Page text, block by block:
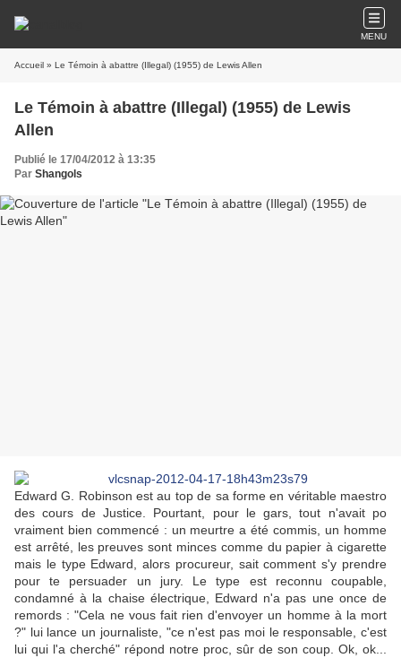
MENU
Accueil » Le Témoin à abattre (Illegal) (1955) de Lewis Allen
Le Témoin à abattre (Illegal) (1955) de Lewis
Allen
Publié le 17/04/2012 à 13:35
Par Shangols
Edward G. Robinson est au top de sa forme en véritable maestro
des cours de Justice. Pourtant, pour le gars, tout n'avait po
vraiment bien commencé : un meurtre a été commis, un homme
est arrêté, les preuves sont minces comme du papier à cigarette
mais le type Edward, alors procureur, sait comment s'y prendre
pour te persuader un jury. Le type est reconnu coupable,
condamné à la chaise électrique, Edward n'a pas une once de
remords : "Cela ne vous fait rien d'envoyer un homme à la mort
?" lui lance un journaliste, "ce n'est pas moi le responsable, c'est
lui qui l'a cherché" répond notre proc, sûr de son coup. Ok, ok...